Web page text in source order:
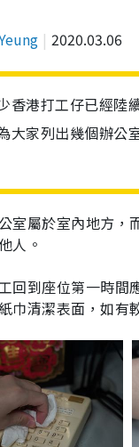
2020.03.06
香港打工仔已經陸
大家列出幾個辦公
室屬於室內地方，
人。
回到座位第一時間
巾清潔表面，如有